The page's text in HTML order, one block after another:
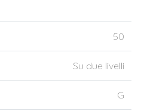
50
Su due livelli
G